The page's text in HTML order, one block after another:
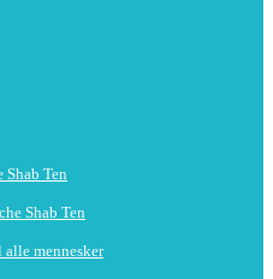
Ten
Shab Ten
mennesker